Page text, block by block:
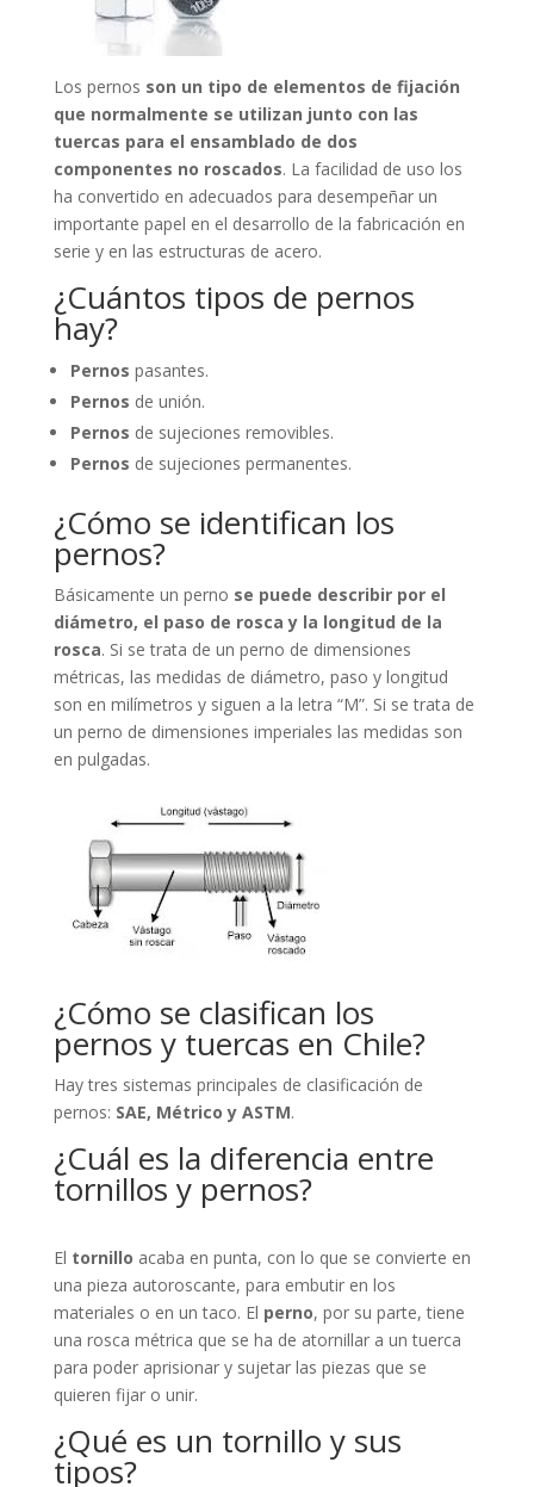
Los pernos son un tipo de elementos de fijación
que normalmente se utilizan junto con las
tuercas para el ensamblado de dos
componentes no roscados. La facilidad de uso los
ha convertido en adecuados para desempeñar un
importante papel en el desarrollo de la fabricación en
serie y en las estructuras de acero.
¿Cuántos tipos de pernos
hay?
Pernos pasantes.
Pernos de unión.
Pernos de sujeciones removibles.
Pernos de sujeciones permanentes.
¿Cómo se identifican los
pernos?
Básicamente un perno se puede describir por el
diámetro, el paso de rosca y la longitud de la
rosca. Si se trata de un perno de dimensiones
métricas, las medidas de diámetro, paso y longitud
son en milímetros y siguen a la letra “M”. Si se trata de
un perno de dimensiones imperiales las medidas son
en pulgadas.
¿Cómo se clasifican los
pernos y tuercas en Chile?
Hay tres sistemas principales de clasificación de
pernos: SAE, Métrico y ASTM.
¿Cuál es la diferencia entre
tornillos y pernos?
El tornillo acaba en punta, con lo que se convierte en
una pieza autoroscante, para embutir en los
materiales o en un taco. El perno, por su parte, tiene
una rosca métrica que se ha de atornillar a un tuerca
para poder aprisionar y sujetar las piezas que se
quieren fijar o unir.
¿Qué es un tornillo y sus
tipos?